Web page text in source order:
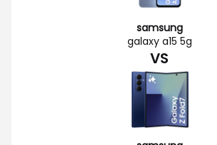
samsung
galaxy a15 5g
VS